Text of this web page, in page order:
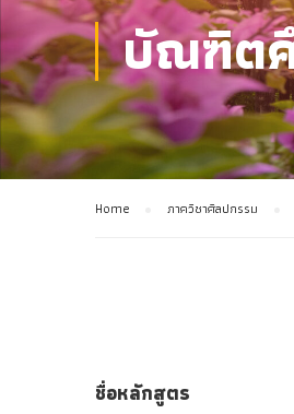
บัณฑิต
Home ภาควิชาศิลปกรรม
ชื่อหลักสูตร